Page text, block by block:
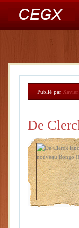
Publié par Xavier
De